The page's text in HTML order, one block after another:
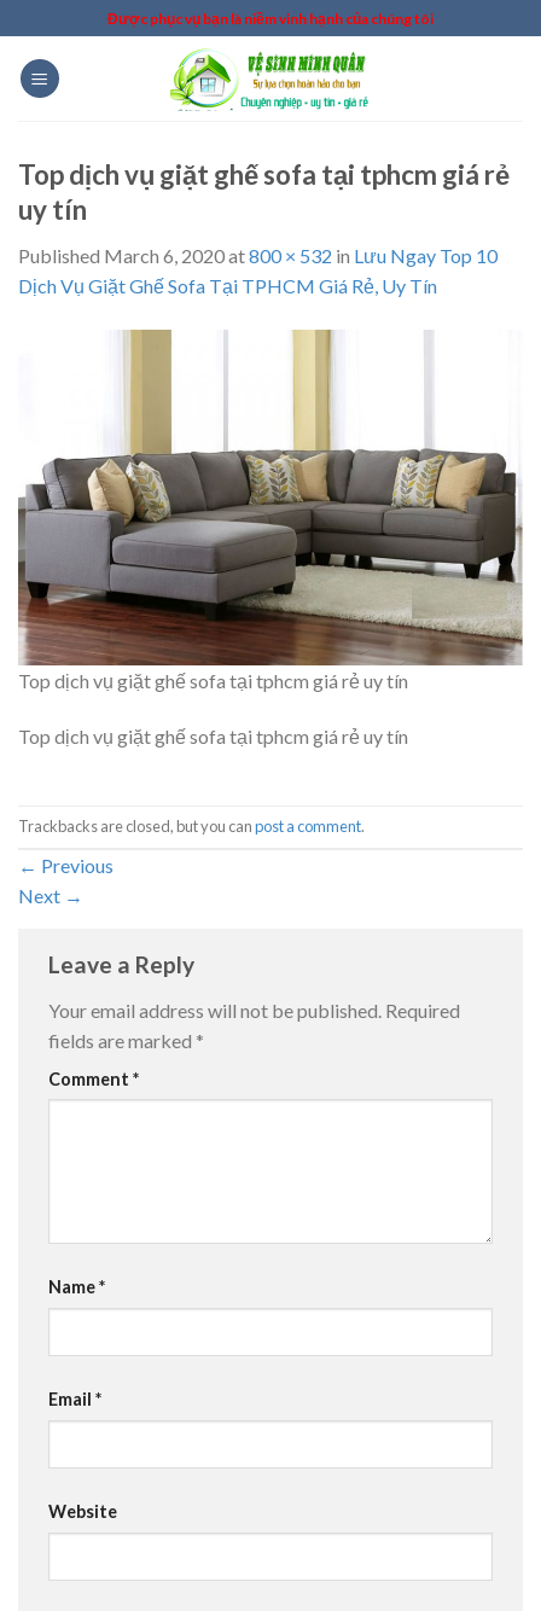
to
content
Được phục vụ bạn là niềm vinh hạnh của chúng tôi
Top dịch vụ giặt ghế sofa tại tphcm giá rẻ
uy tín
Published March 6, 2020at800 × 532 in Lưu Ngay Top 10
Dịch Vụ Giặt Ghế Sofa Tại TPHCM Giá Rẻ, Uy Tín
Top dịch vụ giặt ghế sofa tại tphcm giá rẻ uy tín
Top dịch vụ giặt ghế sofa tại tphcm giá rẻ uy tín
Trackbacks are closed, but you canpost a comment.
← Previous
Next →
Leave a Reply
Your email address will not be published. Required
fields are marked *
Comment *
Name*
Email *
Website